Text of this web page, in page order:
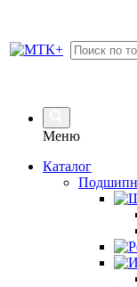
Меню
Каталог